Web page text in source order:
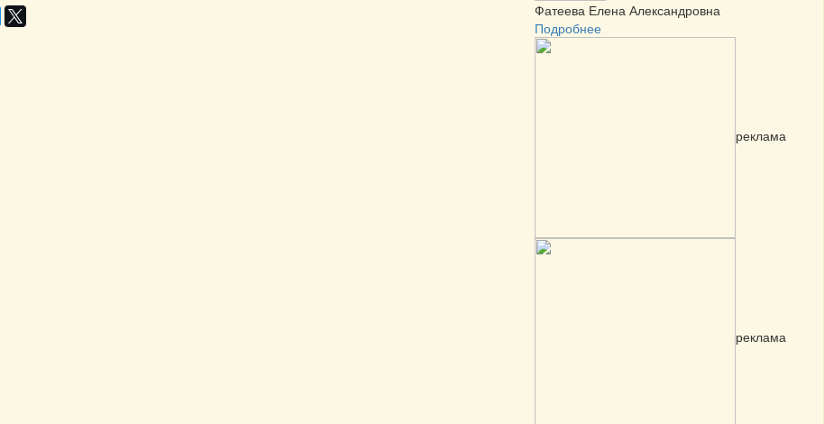
Фатеева Елена Александровна
Подробнее
реклама
реклама